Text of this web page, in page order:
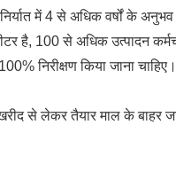
में 4 से अधिक वर्षों के
है, 100 से अधिक उत्पादन
निरीक्षण किया जाना चाहिए।
से लेकर तैयार माल के